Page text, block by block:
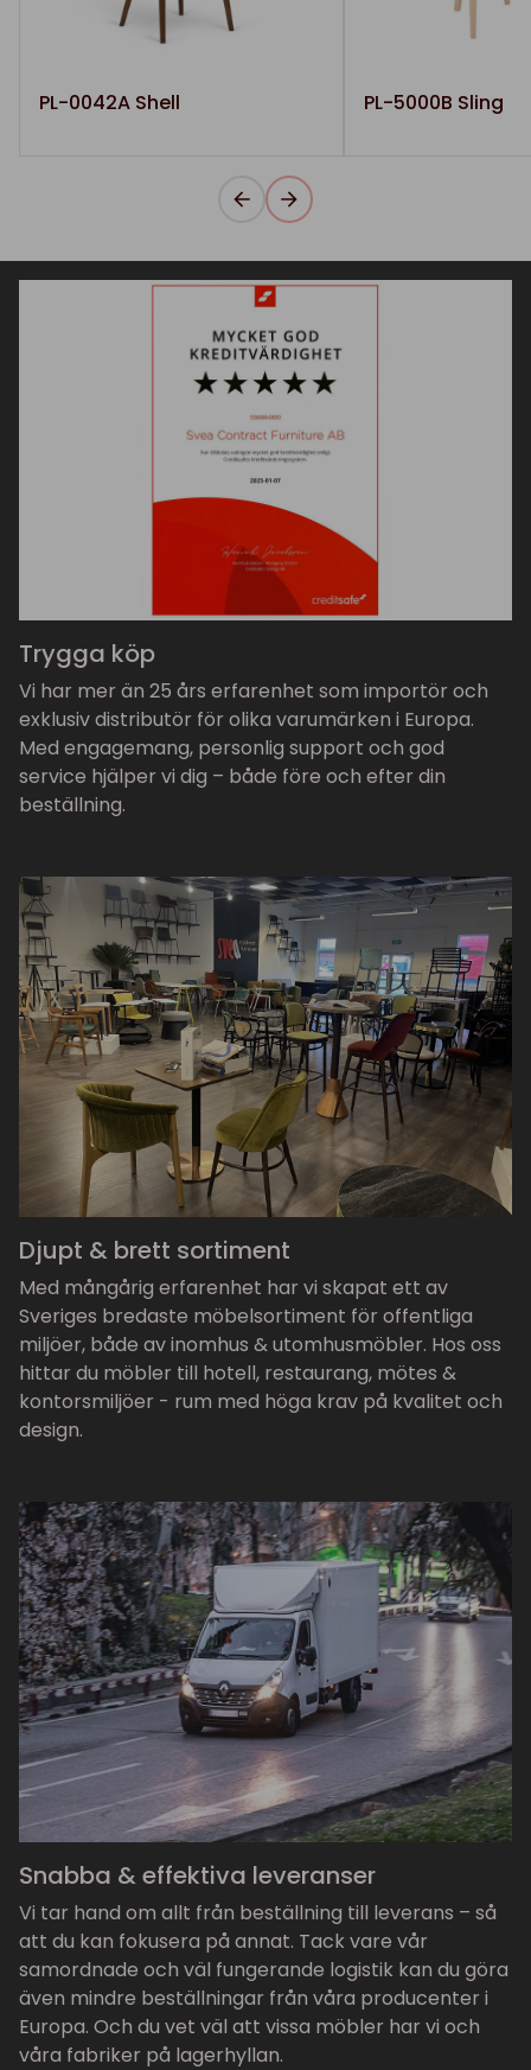
PL-0042A Shell PL-5000B Sling
Trygga köp
Vi har mer än 25 års erfarenhet som importör och
exklusiv distributör för olika varumärken i Europa.
Med engagemang, personlig support och god
service hjälper vi dig – både före och efter din
beställning.
Djupt & brett sortiment
Med mångårig erfarenhet har vi skapat ett av
Sveriges bredaste möbelsortiment för offentliga
miljöer, både av inomhus & utomhusmöbler. Hos oss
hittar du möbler till hotell, restaurang, mötes &
kontorsmiljöer - rum med höga krav på kvalitet och
design.
Snabba & effektiva leveranser
Vi tar hand om allt från beställning till leverans – så
att du kan fokusera på annat. Tack vare vår
samordnade och väl fungerande logistik kan du göra
även mindre beställningar från våra producenter i
Europa. Och du vet väl att vissa möbler har vi och
våra fabriker på lagerhyllan.